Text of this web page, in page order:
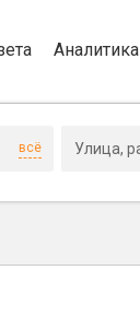
Аналитика
всё